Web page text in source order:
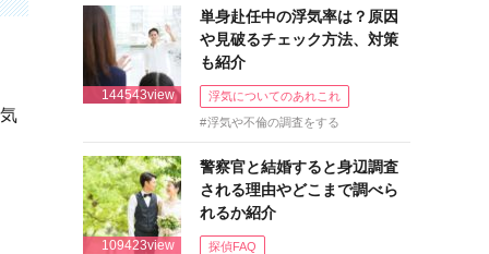
144543view
単身赴任中の浮気率は？原因
や見破るチェック方法、対策
も紹介
浮気についてのあれこれ
浮気や不倫の調査をする
109423view
警察官と結婚すると身辺調査
される理由やどこまで調べら
れるか紹介
探偵FAQ